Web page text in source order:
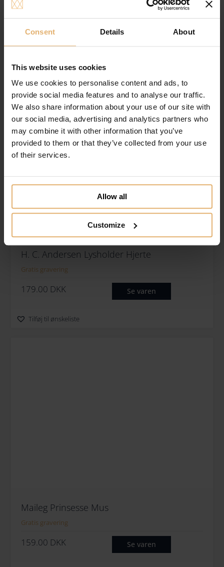
Consent Details About
This website uses cookies
We use cookies to personalise content and ads, to
provide social media features and to analyse our traffic.
We also share information about your use of our site with
our social media, advertising and analytics partners who
may combine it with other information that you’ve
provided to them or that they’ve collected from your use
of their services.
Allow all
Customize
Ophæng
Gratis gravering
Tilføj til ønskeliste
H. C. Andersen Lysholder Hjerte
Gratis gravering
179.00 DKK Se varen
Tilføj til ønskeliste
Maileg Prinsesse Mus
Gratis gravering
159.00 DKK Se varen